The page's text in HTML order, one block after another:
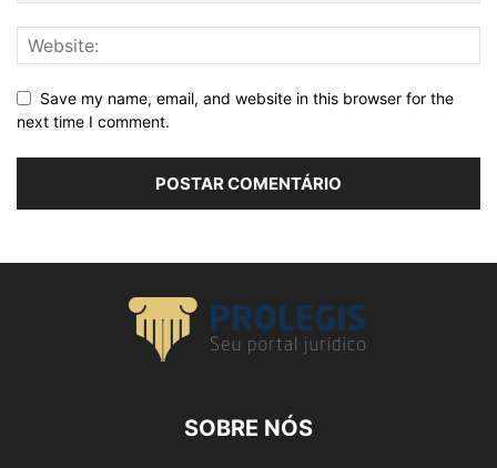
Save my name, email, and website in this browser for the
next time I comment.
SOBRE NÓS